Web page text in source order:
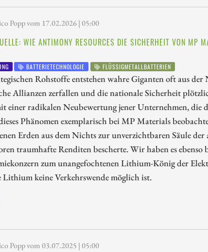
Popp vom 17.02.2026 | 05:00
WIE ANTIMONY RESOURCES DIE SICHERHEIT VON MP
BATTERIETECHNOLOGIE FLÜSSIGMETALLBATTERIEN
Rohstoffe entstehen wahre Giganten oft aus
Allianzen zerfallen und die nationale Sicherheit
einer radikalen Neubewertung jener Unternehmen, die
Phänomen exemplarisch bei MP Materials
Erden aus dem Nichts zur unverzichtbaren Säule
traumhafte Renditen bescherte. Wir haben es ebenso
zum unangefochtenen Lithium-König der
Lithium keine Verkehrswende möglich ist.
Popp vom 03.07.2025 | 05:00